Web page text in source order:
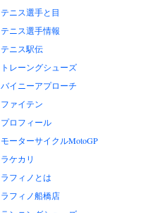
テニス選手と目
テニス選手情報
テニス駅伝
トレーングシューズ
バイニーアプローチ
ファイテン
プロフィール
モーターサイクルMotoGP
ラケカリ
ラフィノとは
ラフィノ船橋店